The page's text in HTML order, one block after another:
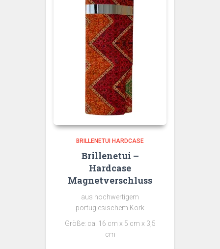
BRILLENETUI HARDCASE
Brillenetui –
Hardcase
Magnetverschluss
aus hochwertigem
portugiesischem Kork
Größe: ca. 16 cm x 5 cm x 3,5
cm